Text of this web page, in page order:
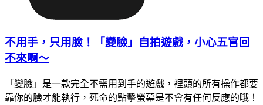
不用手，只用臉！「變臉」自拍遊戲，小心五官回
不來啊～
「變臉」是一款完全不需用到手的遊戲，裡頭的所有操作都要
靠你的臉才能執行，死命的點擊螢幕是不會有任何反應的哦！